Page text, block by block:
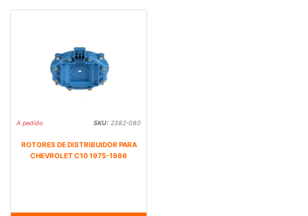
A pedido SKU: 2382-080
ROTORES DE DISTRIBUIDOR PARA
CHEVROLET C10 1975-1986